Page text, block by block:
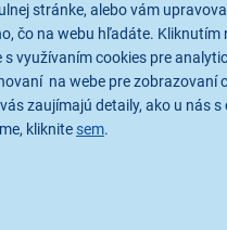
stránke, alebo vám
čo na webu hľadáte. Kliknutím
s využívaním cookies pre
na webe pre zobrazovaní
zaujímajú detaily, ako u nás s
kliknite sem.
pripojenie televízora na
pripojenie bezdrôtových
in- Integrovaná funkcia
(pri vybraných modeloch)
médií z počítača, NAS
zrkadlenie
vyberajte
Smart televízor venujte
kuchýň a menších izieb)